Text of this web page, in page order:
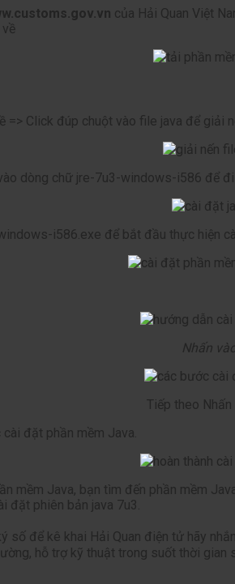
của Hải Quan Việt
Click đúp chuột vào file java để giải
dòng chữ jre-7u3-windows-i586 để
i586.exe để bắt đầu thực hiện
Nhấn
Tiếp theo Nhấn
đặt phần mềm Java.
mềm Java, bạn tìm đến phần mềm
đặt phiên bản java 7u3.
số để kê khai Hải Quan điện tử hãy
hỗ trợ kỹ thuật trong suốt thời gian